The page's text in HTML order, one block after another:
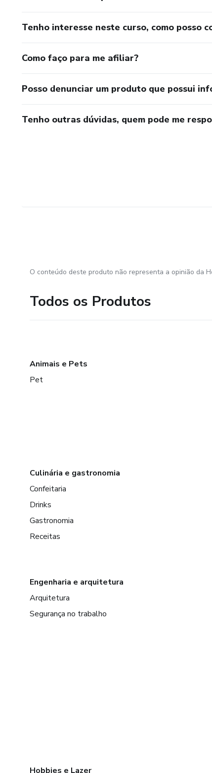
Tenho interesse neste curso, como posso
Como faço para me afiliar?
Posso denunciar um produto que possui
Tenho outras dúvidas, quem pode me
O conteúdo deste produto não representa a opinião da
Todos os Produtos
Animais e Pets
Pet
Culinária e gastronomia
Confeitaria
Drinks
Gastronomia
Receitas
Engenharia e arquitetura
Arquitetura
Segurança no trabalho
Hobbies e Lazer